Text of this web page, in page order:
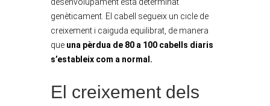
desenvolupament està determinat
genèticament. El cabell segueix un cicle de
creixement i caiguda equilibrat, de manera
que una pèrdua de 80 a 100 cabells diaris
s’estableix com a normal.
El creixement dels